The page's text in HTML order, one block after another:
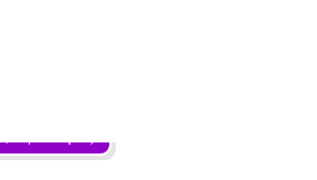
Σφένδαμος